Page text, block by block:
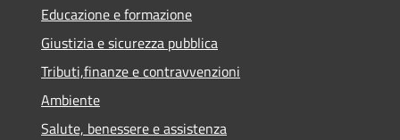
Educazione e formazione
Giustizia e sicurezza pubblica
Tributi,finanze e contravvenzioni
Ambiente
Salute, benessere e assistenza